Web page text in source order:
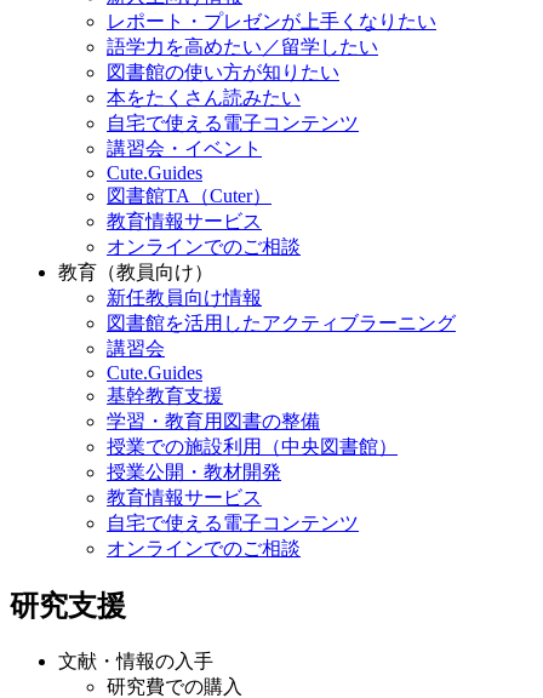
レポート・プレゼンが上手くなりたい
語学力を高めたい／留学したい
図書館の使い方が知りたい
本をたくさん読みたい
自宅で使える電子コンテンツ
講習会・イベント
Cute.Guides
図書館TA（Cuter）
教育情報サービス
オンラインでのご相談
教育（教員向け）
新任教員向け情報
図書館を活用したアクティブラーニング
講習会
Cute.Guides
基幹教育支援
学習・教育用図書の整備
授業での施設利用（中央図書館）
授業公開・教材開発
教育情報サービス
自宅で使える電子コンテンツ
オンラインでのご相談
研究支援
文献・情報の入手
研究費での購入